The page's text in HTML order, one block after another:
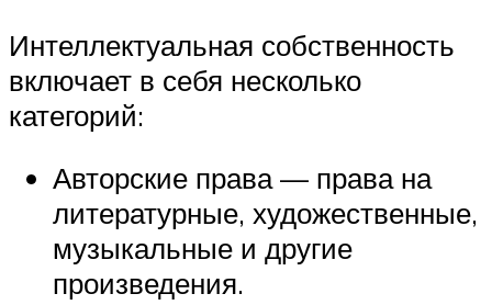
Интеллектуальная собственность
включает в себя несколько
категорий:
Авторские права — права на
литературные, художественные,
музыкальные и другие
произведения.